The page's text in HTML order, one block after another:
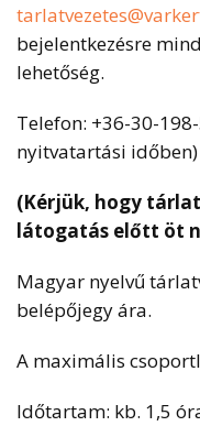
bejelentkezésre
lehetőség.
Telefon: +36-30-
nyitvatartási időben)
(Kérjük, hogy
látogatás előtt öt
Magyar nyelvű
belépőjegy ára.
A maximális
Időtartam: kb. 1,5